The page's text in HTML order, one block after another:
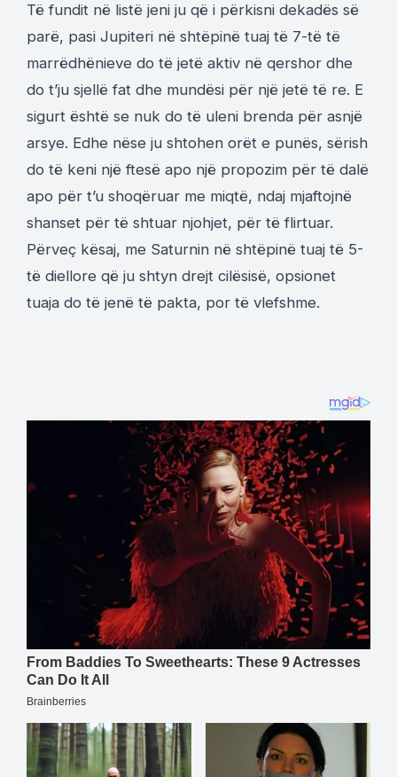
Të fundit në listë jeni ju që i përkisni dekadës së
parë, pasi Jupiteri në shtëpinë tuaj të 7-të të
marrëdhënieve do të jetë aktiv në qershor dhe
do t’ju sjellë fat dhe mundësi për një jetë të re. E
sigurt është se nuk do të uleni brenda për asnjë
arsye. Edhe nëse ju shtohen orët e punës, sërish
do të keni një ftesë apo një propozim për të dalë
apo për t’u shoqëruar me miqtë, ndaj mjaftojnë
shanset për të shtuar njohjet, për të flirtuar.
Përveç kësaj, me Saturnin në shtëpinë tuaj të 5-
të diellore që ju shtyn drejt cilësisë, opsionet
tuaja do të jenë të pakta, por të vlefshme.